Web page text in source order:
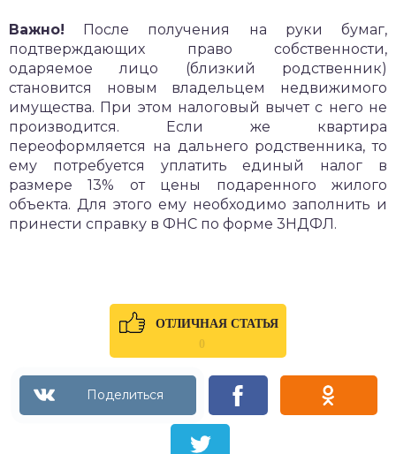
Важно! После получения на руки бумаг,
подтверждающих право собственности,
одаряемое лицо (близкий родственник)
становится новым владельцем недвижимого
имущества. При этом налоговый вычет с него не
производится. Если же квартира
переоформляется на дальнего родственника, то
ему потребуется уплатить единый налог в
размере 13% от цены подаренного жилого
объекта. Для этого ему необходимо заполнить и
принести справку в ФНС по форме 3НДФЛ.
ОТЛИЧНАЯ СТАТЬЯ
0